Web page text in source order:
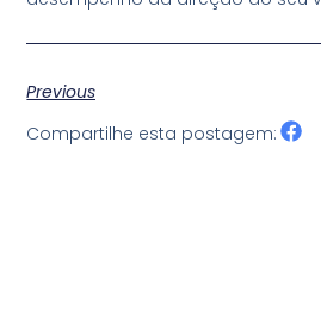
Previous
Compartilhe esta postagem: